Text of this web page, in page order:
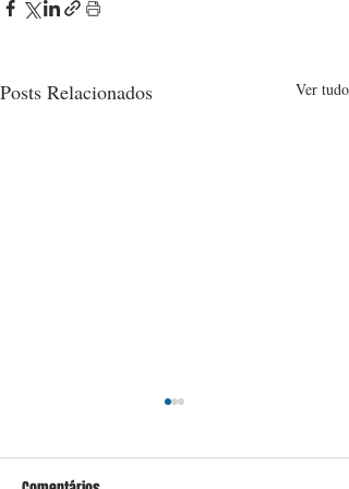
Posts Relacionados Ver tudo